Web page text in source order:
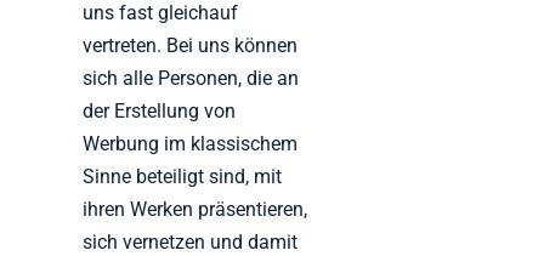
uns fast gleichauf
vertreten. Bei uns können
sich alle Personen, die an
der Erstellung von
Werbung im klassischem
Sinne beteiligt sind, mit
ihren Werken präsentieren,
sich vernetzen und damit